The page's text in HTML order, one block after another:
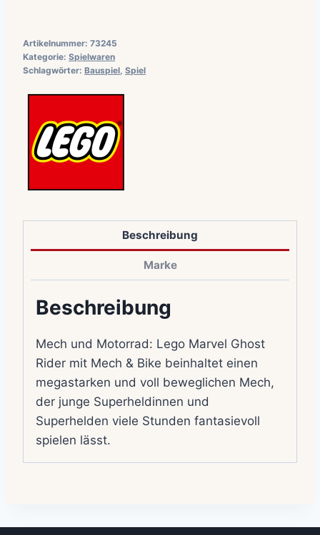
Artikelnummer: 73245
Kategorie: Spielwaren
Schlagwörter: Bauspiel, Spiel
Beschreibung
Marke
Beschreibung
Mech und Motorrad: Lego Marvel Ghost
Rider mit Mech & Bike beinhaltet einen
megastarken und voll beweglichen Mech,
der junge Superheldinnen und
Superhelden viele Stunden fantasievoll
spielen lässt.